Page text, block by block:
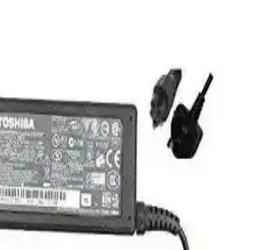
çıkışıyla temel bilgisayar ihtiyaçlarına
ve dayanıklılık sorunlarıyla dikkat çeken bir
Bilgisayar İncelemesi: Günlük
ve Güçlü Model
ve hızlı SSD ile günlük kullanım ve ofis
ve uygun fiyatlı bir dizüstü bilgisayardır.
seçenekleriyle öne çıkar.